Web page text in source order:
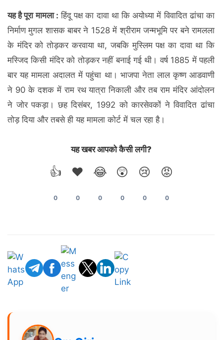
यह है पूरा मामला : हिंदू पक्ष का दावा था कि अयोध्या में विवादित ढांचा का
निर्माण मुगल शासक बाबर ने 1528 में श्रीराम जन्मभूमि पर बने रामलला
के मंदिर को तोड़कर करवाया था, जबकि मुस्लिम पक्ष का दावा था कि
मस्जिद किसी मंदिर को तोड़कर नहीं बनाई गई थी। वर्ष 1885 में पहली
बार यह मामला अदालत में पहुंचा था। भाजपा नेता लाल कृष्ण आडवाणी
ने 90 के दशक में राम रथ यात्रा निकाली और तब राम मंदिर आंदोलन
ने जोर पकड़ा। छह दिसंबर, 1992 को कारसेवकों ने विवादित ढांचा
तोड़ दिया और तबसे ही यह मामला कोर्ट में चल रहा है।
यह खबर आपको कैसी लगी?
👍
0
❤️
0
😂
0
😲
0
😢
0
😡
0